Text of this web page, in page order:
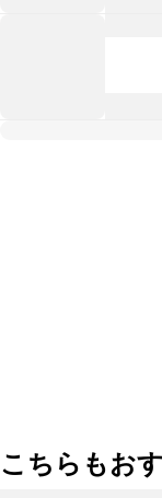
こちらもお